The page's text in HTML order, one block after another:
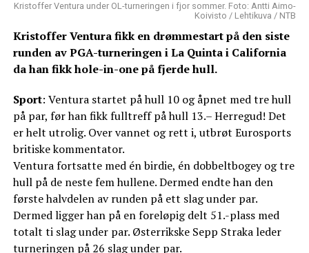
Kristoffer Ventura under OL-turneringen i fjor sommer. Foto: Antti Aimo-
Koivisto / Lehtikuva / NTB
Kristoffer Ventura fikk en drømmestart på den siste
runden av PGA-turneringen i La Quinta i California
da han fikk hole-in-one på fjerde hull.
Sport: Ventura startet på hull 10 og åpnet med tre hull
på par, før han fikk fulltreff på hull 13.– Herregud! Det
er helt utrolig. Over vannet og rett i, utbrøt Eurosports
britiske kommentator.
Ventura fortsatte med én birdie, én dobbeltbogey og tre
hull på de neste fem hullene. Dermed endte han den
første halvdelen av runden på ett slag under par.
Dermed ligger han på en foreløpig delt 51.-plass med
totalt ti slag under par. Østerrikske Sepp Straka leder
turneringen på 26 slag under par.